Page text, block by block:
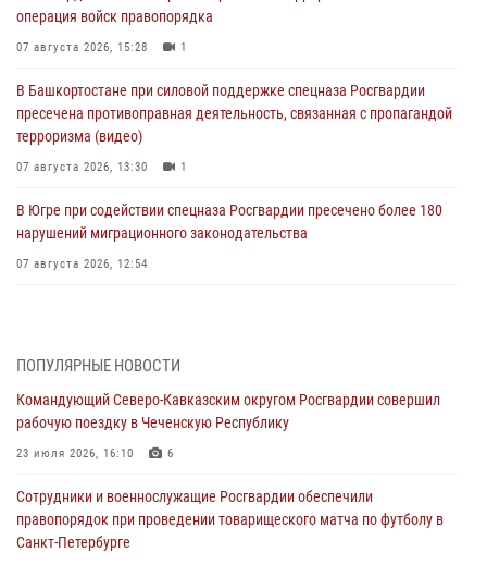
операция войск правопорядка
07 августа 2026, 15:28 1
В Башкортостане при силовой поддержке спецназа Росгвардии
пресечена противоправная деятельность, связанная с пропагандой
терроризма (видео)
07 августа 2026, 13:30 1
В Югре при содействии спецназа Росгвардии пресечено более 180
нарушений миграционного законодательства
07 августа 2026, 12:54
Росгвардии (видео)
07 августа 2026, 12:20
ветераны военной контрразведки почтили память Николая
Кузнецова
07 августа 2026, 12:00
ПОПУЛЯРНЫЕ НОВОСТИ
Командующий Северо-Кавказским округом Росгвардии совершил
рабочую поездку в Чеченскую Республику
23 июля 2026, 16:10 6
Сотрудники и военнослужащие Росгвардии обеспечили
правопорядок при проведении товарищеского матча по футболу в
Санкт-Петербурге